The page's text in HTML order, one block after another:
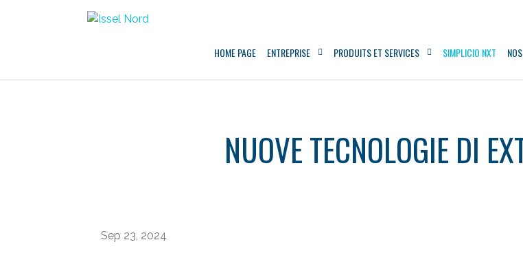
HOME PAGE ENTREPRISE PRODUITS ET SERVICES SIMPLICIO NXT
NUOVE TECNOLOGIE DI
Sep 23, 2024